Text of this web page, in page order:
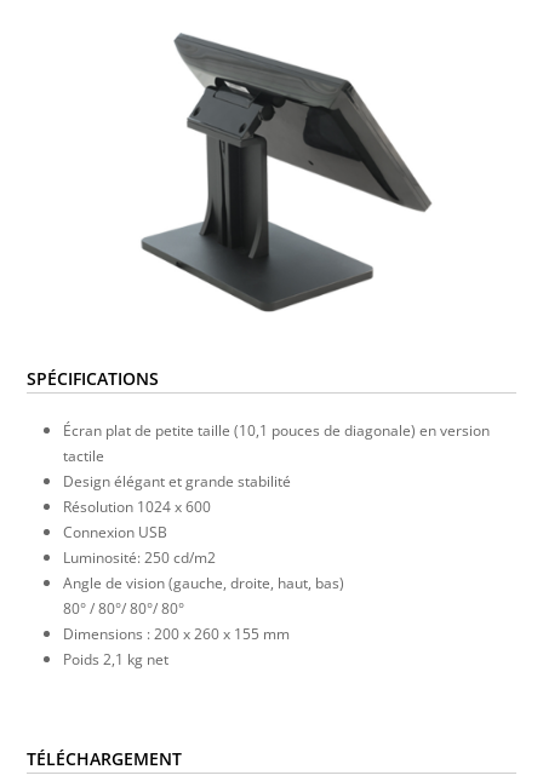
SPÉCIFICATIONS
Écran plat de petite taille (10,1 pouces de diagonale) en version
tactile
Design élégant et grande stabilité
Résolution 1024 x 600
Connexion USB
Luminosité: 250 cd/m2
Angle de vision (gauche, droite, haut, bas)
80° / 80°/ 80°/ 80°
Dimensions : 200 x 260 x 155 mm
Poids 2,1 kg net
TÉLÉCHARGEMENT